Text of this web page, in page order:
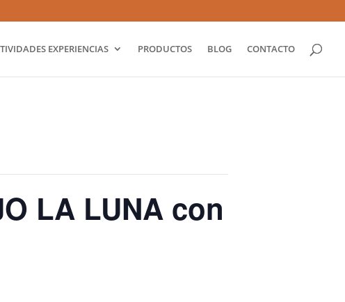
EXPERIENCIAS PRODUCTOS BLOG CONTACTO
LA LUNA con